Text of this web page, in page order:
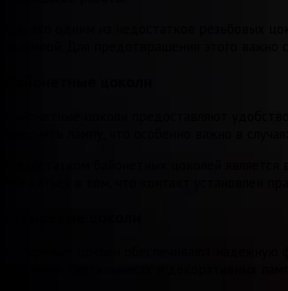
Однако одним из недостатков резьбовых
и лампой. Для предотвращения этого
Байонетные цоколи предоставляют
заменить лампу, что особенно важно в
Недостатком байонетных цоколей
Штыревые цоколи обеспечивают надежную
точечных светильниках и декоративных